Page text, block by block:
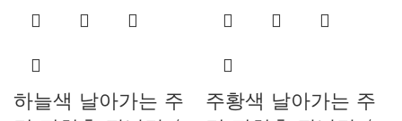
하늘색 날아가는 주
주황색 날아가는 주